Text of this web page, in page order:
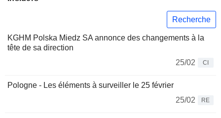
Recherche
KGHM Polska Miedz SA annonce des changements à la
tête de sa direction
25/02
CI
Pologne - Les éléments à surveiller le 25 février
25/02
RE